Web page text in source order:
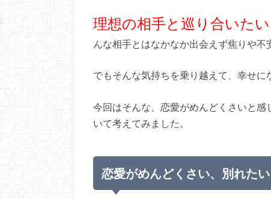
理想の相手と巡り合いたい
んな相手とはなかなか出会えず焦りや不
でもそんな気持ちを乗り越えて、幸せ
今回はそんな、恋愛がめんどくさいと
いて考えてみました。
恋愛がめんどくさい、別れた